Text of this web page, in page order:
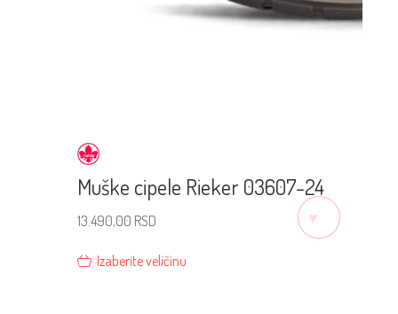
Muške cipele Rieker 03607-24
13.490,00 RSD
Izaberite veličinu